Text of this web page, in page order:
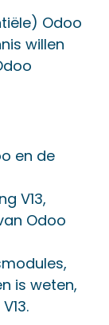
Odoo
willen
en de
V13,
Odoo
is weten,